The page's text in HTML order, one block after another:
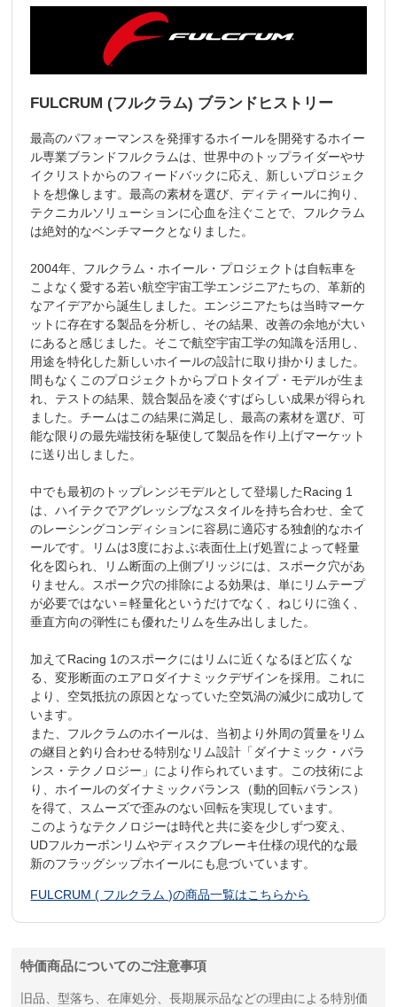
FULCRUM (フルクラム) ブランドヒストリー
最高のパフォーマンスを発揮するホイールを開発するホイー
ル専業ブランドフルクラムは、世界中のトップライダーやサ
イクリストからのフィードバックに応え、新しいプロジェク
トを想像します。最高の素材を選び、ディティールに拘り、
テクニカルソリューションに心血を注ぐことで、フルクラム
は絶対的なベンチマークとなりました。
2004年、フルクラム・ホイール・プロジェクトは自転車を
こよなく愛する若い航空宇宙工学エンジニアたちの、革新的
なアイデアから誕生しました。エンジニアたちは当時マーケ
ットに存在する製品を分析し、その結果、改善の余地が大い
にあると感じました。そこで航空宇宙工学の知識を活用し、
用途を特化した新しいホイールの設計に取り掛かりました。
間もなくこのプロジェクトからプロトタイプ・モデルが生ま
れ、テストの結果、競合製品を凌ぐすばらしい成果が得られ
ました。チームはこの結果に満足し、最高の素材を選び、可
能な限りの最先端技術を駆使して製品を作り上げマーケット
に送り出しました。
中でも最初のトップレンジモデルとして登場したRacing 1
は、ハイテクでアグレッシブなスタイルを持ち合わせ、全て
のレーシングコンディションに容易に適応する独創的なホイ
ールです。リムは3度におよぶ表面仕上げ処置によって軽量
化を図られ、リム断面の上側ブリッジには、スポーク穴があ
りません。スポーク穴の排除による効果は、単にリムテープ
が必要ではない＝軽量化というだけでなく、ねじりに強く、
垂直方向の弾性にも優れたリムを生み出しました。
加えてRacing 1のスポークにはリムに近くなるほど広くな
る、変形断面のエアロダイナミックデザインを採用。これに
より、空気抵抗の原因となっていた空気渦の減少に成功して
います。
また、フルクラムのホイールは、当初より外周の質量をリム
の継目と釣り合わせる特別なリム設計「ダイナミック・バラ
ンス・テクノロジー」により作られています。この技術によ
り、ホイールのダイナミックバランス（動的回転バランス）
を得て、スムーズで歪みのない回転を実現しています。
このようなテクノロジーは時代と共に姿を少しずつ変え、
UDフルカーボンリムやディスクブレーキ仕様の現代的な最
新のフラッグシップホイールにも息づいています。
FULCRUM ( フルクラム )の商品一覧はこちらから
特価商品についてのご注意事項
旧品、型落ち、在庫処分、長期展示品などの理由による特別価